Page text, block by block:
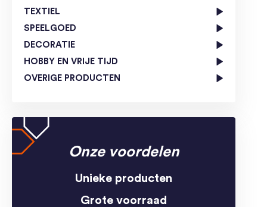
TEXTIEL
SPEELGOED
DECORATIE
HOBBY EN VRIJE TIJD
OVERIGE PRODUCTEN
Onze voordelen
Unieke producten
Grote voorraad